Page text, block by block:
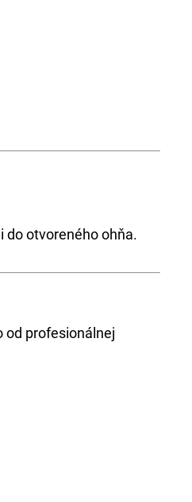
do otvoreného ohňa.
od profesionálnej